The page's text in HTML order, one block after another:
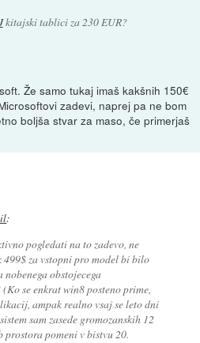
kitajski tablici za 230 EUR?
Že samo tukaj imaš kakšnih 150€
zadevi, naprej pa ne bom
boljša stvar za maso, če primerjaš
:
pogledati na to zadevo, ne
499$ za vstopni pro model bi bilo
nobenega obstojecega
se enkrat win8 posteno prime,
ampak realno vsaj se leto dni
sam zasede gromozanskih 12
pomeni v bistvu 20.